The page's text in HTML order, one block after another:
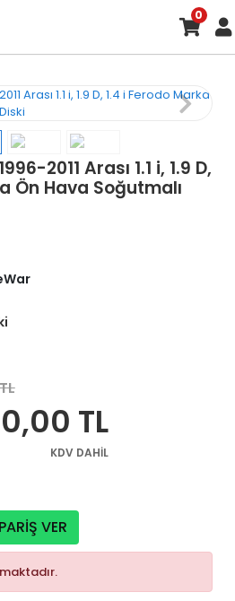
0
2011 Arası 1.1 i, 1.9 D,
Ön Hava Soğutmalı
TL
KDV DAHİL
VER